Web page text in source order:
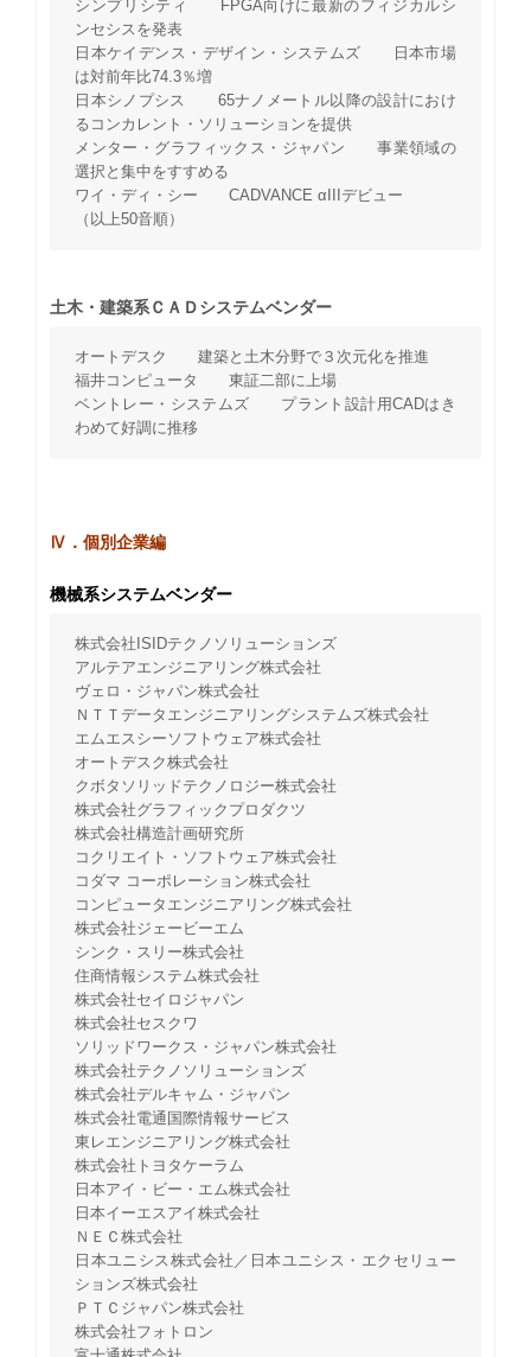
シンプリシティ FPGA向けに最新のフィジカルシ
ンセシスを発表
日本ケイデンス・デザイン・システムズ 日本市場
は対前年比74.3％増
日本シノプシス 65ナノメートル以降の設計におけ
るコンカレント・ソリューションを提供
メンター・グラフィックス・ジャパン 事業領域の
選択と集中をすすめる
ワイ・ディ・シー CADVANCE αIIIデビュー
（以上50音順）
土木・建築系ＣＡＤシステムベンダー
オートデスク 建築と土木分野で３次元化を推進
福井コンピュータ 東証二部に上場
ベントレー・システムズ プラント設計用CADはき
わめて好調に推移
Ⅳ．個別企業編
機械系システムベンダー
株式会社ISIDテクノソリューションズ
アルテアエンジニアリング株式会社
ヴェロ・ジャパン株式会社
ＮＴＴデータエンジニアリングシステムズ株式会社
エムエスシーソフトウェア株式会社
オートデスク株式会社
クボタソリッドテクノロジー株式会社
株式会社グラフィックプロダクツ
株式会社構造計画研究所
コクリエイト・ソフトウェア株式会社
コダマ コーポレーション株式会社
コンピュータエンジニアリング株式会社
株式会社ジェービーエム
シンク・スリー株式会社
住商情報システム株式会社
株式会社セイロジャパン
株式会社セスクワ
ソリッドワークス・ジャパン株式会社
株式会社テクノソリューションズ
株式会社デルキャム・ジャパン
株式会社電通国際情報サービス
東レエンジニアリング株式会社
株式会社トヨタケーラム
日本アイ・ビー・エム株式会社
日本イーエスアイ株式会社
ＮＥＣ株式会社
日本ユニシス株式会社／日本ユニシス・エクセリュー
ションズ株式会社
ＰＴＣジャパン株式会社
株式会社フォトロン